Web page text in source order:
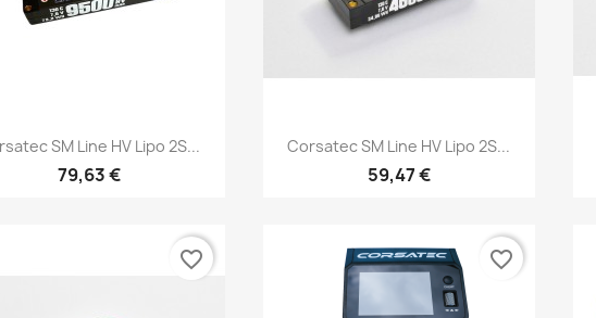
Aperçu rapide
SM Line HV Lipo 2S...
79,63 €
Aperçu rapide
Corsatec SM Line HV Lipo 2S...
59,47 €
favorite_border favorite_border